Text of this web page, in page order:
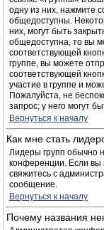
одну из них, нажмите
общедоступны.
них, могут быть
общедоступна, то вы
соответствующей
группе, вы можете
соответствующей
участие в группе и
Пожалуйста, не
запрос; у него могут
Вернуться к началу
Как мне стать
Лидеры групп обычно
конференции. Если вы
свяжитесь с
сообщение.
Вернуться к началу
Почему названия